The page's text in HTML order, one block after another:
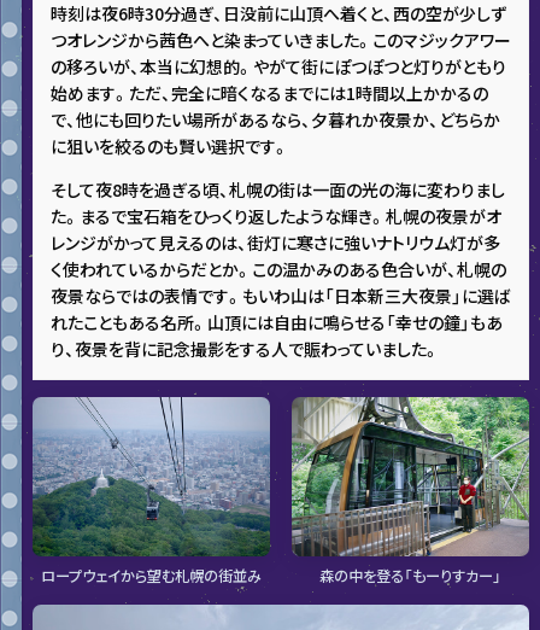
時刻は夜6時30分過ぎ、日没前に山頂へ着くと、西の空が少しず
つオレンジから茜色へと染まっていきました。このマジックアワー
の移ろいが、本当に幻想的。やがて街にぽつぽつと灯りがともり
始めます。ただ、完全に暗くなるまでには1時間以上かかるの
で、他にも回りたい場所があるなら、夕暮れか夜景か、どちらか
に狙いを絞るのも賢い選択です。
そして夜8時を過ぎる頃、札幌の街は一面の光の海に変わりまし
た。まるで宝石箱をひっくり返したような輝き。札幌の夜景がオ
レンジがかって見えるのは、街灯に寒さに強いナトリウム灯が多
く使われているからだとか。この温かみのある色合いが、札幌の
夜景ならではの表情です。もいわ山は「日本新三大夜景」に選ば
れたこともある名所。山頂には自由に鳴らせる「幸せの鐘」もあ
り、夜景を背に記念撮影をする人で賑わっていました。
ロープウェイから望む札幌の街並み 森の中を登る「もーりすカー」